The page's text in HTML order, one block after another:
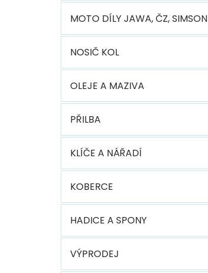
MOTO DÍLY JAWA, ČZ, SIMSON
NOSIČ KOL
OLEJE A MAZIVA
PŘILBA
KLÍČE A NÁŘADÍ
KOBERCE
HADICE A SPONY
VÝPRODEJ